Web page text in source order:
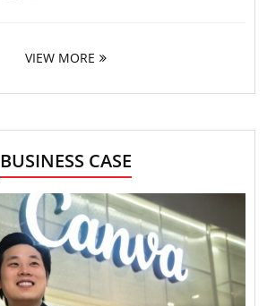
VIEW MORE
BUSINESS CASE